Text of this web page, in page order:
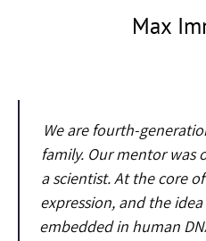
Max
We are fourth-
family. Our mentor was
a scientist. At the core
expression, and the
embedded in human